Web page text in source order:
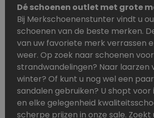
Dé schoenen outlet met grote
Bij Merkschoenenstunter vindt u
schoenen van de beste merken.
van uw favoriete merk verrassen
weer. Op zoek naar schoenen
strandwandelingen? Naar laarzen
winter? Of kunt u nog wel een
sandalen gebruiken? U shopt voor
en elke gelegenheid
scherpe prijzen in onze sale. Zoekt